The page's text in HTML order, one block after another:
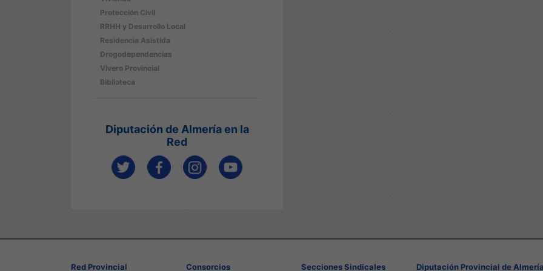
Protección Civil
RRHH y Desarrollo Local
Residencia Asistida
Drogodependencias
Vivero Provincial
Biblioteca
Diputación de Almería en la
Red
Red Provincial Consorcios Secciones Sindicales Diputación Provincial de